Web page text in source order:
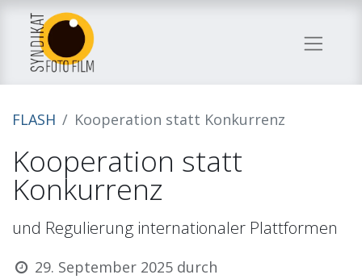
FLASH Kooperation statt Konkurrenz
Kooperation statt
Konkurrenz
und Regulierung internationaler Plattformen
29. September 2025 durch